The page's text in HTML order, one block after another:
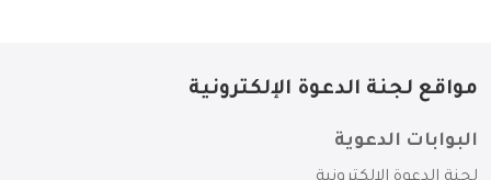
مواقع لجنة الدعوة الإلكترونية
البوابات الدعوية